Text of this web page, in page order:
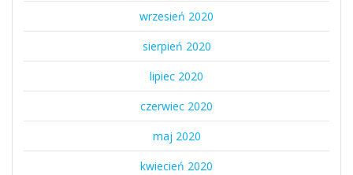
wrzesień 2020
sierpień 2020
lipiec 2020
czerwiec 2020
maj 2020
kwiecień 2020